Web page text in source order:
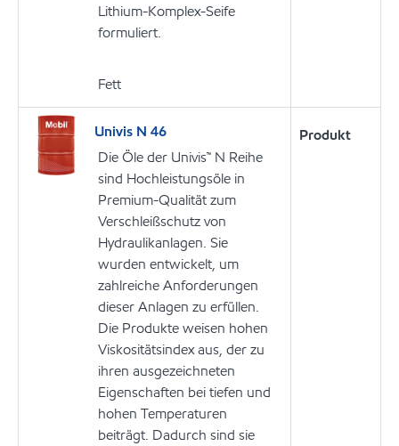
Lithium-Komplex-Seife
formuliert.
Fett
Univis N 46
Die Öle der Univis™ N Reihe
sind Hochleistungsöle in
Premium-Qualität zum
Verschleißschutz von
Hydraulikanlagen. Sie
wurden entwickelt, um
zahlreiche Anforderungen
dieser Anlagen zu erfüllen.
Die Produkte weisen hohen
Viskositätsindex aus, der zu
ihren ausgezeichneten
Eigenschaften bei tiefen und
hohen Temperaturen
beiträgt. Dadurch sind sie
Produkt